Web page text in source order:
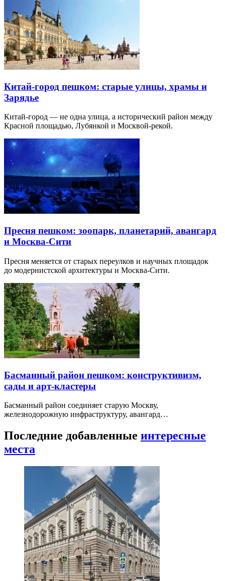
Китай-город пешком: старые улицы, храмы и
Зарядье
Китай-город — не одна улица, а исторический район между
Красной площадью, Лубянкой и Москвой-рекой.
Пресня пешком: зоопарк, планетарий, авангард
и Москва-Сити
Пресня меняется от старых переулков и научных площадок
до модернистской архитектуры и Москва-Сити.
Басманный район пешком: конструктивизм,
сады и арт-кластеры
Басманный район соединяет старую Москву,
железнодорожную инфраструктуру, авангард…
Последние добавленные интересные
места